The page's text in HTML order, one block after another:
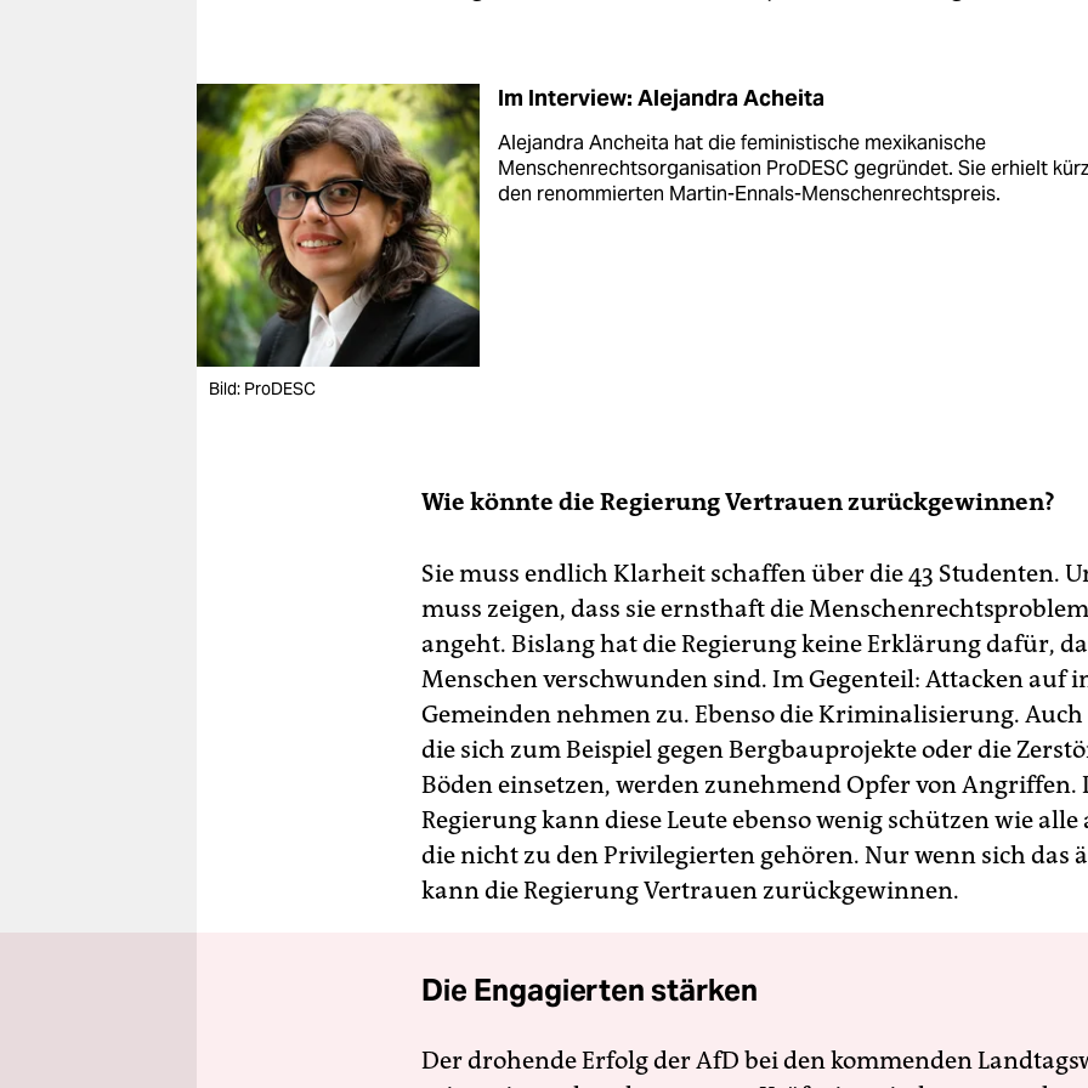
Bild: ProDESC
Im Interview: Alejandra Acheita
Alejandra Ancheita hat die feministische mexikanische
Menschenrechtsorganisation ProDESC gegründet. Sie erhielt
den renommierten Martin-Ennals-Menschenrechtspreis.
Wie könnte die Regierung Vertrauen zurückgewinnen?
Sie muss endlich Klarheit schaffen über die 43 Studenten.
muss zeigen, dass sie ernsthaft die
angeht. Bislang hat die Regierung keine Erklärung dafür,
Menschen verschwunden sind. Im Gegenteil: Attacken auf
Gemeinden nehmen zu. Ebenso die Kriminalisierung.
die sich zum Beispiel gegen Bergbauprojekte oder die
Böden einsetzen, werden zunehmend Opfer von Angriffen.
Regierung kann diese Leute ebenso wenig schützen wie alle
die nicht zu den Privilegierten gehören. Nur wenn sich das
kann die Regierung Vertrauen zurückgewinnen.
Die Engagierten stärken
Der drohende Erfolg der AfD bei den kommenden